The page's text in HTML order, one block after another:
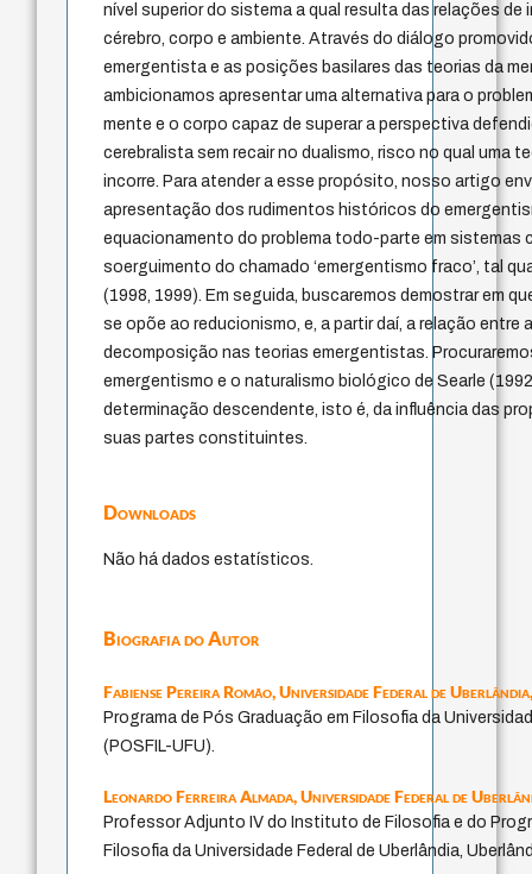
nível superior do sistema a qual resulta das relações
cérebro, corpo e ambiente. Através do diálogo
emergentista e as posições basilares das teorias da
ambicionamos apresentar uma alternativa para o
mente e o corpo capaz de superar a perspectiva
cerebralista sem recair no dualismo, risco no qual uma
incorre. Para atender a esse propósito, nosso artigo
apresentação dos rudimentos históricos do
equacionamento do problema todo-parte em sistemas
soerguimento do chamado ‘emergentismo fraco’, tal
(1998, 1999). Em seguida, buscaremos demostrar em
se opõe ao reducionismo, e, a partir daí, a relação
decomposição nas teorias emergentistas.
emergentismo e o naturalismo biológico de Searle
determinação descendente, isto é, da influência das
suas partes constituintes.
Downloads
Não há dados estatísticos.
Biografia do Autor
Fabiense Pereira Romão,Universidade Federal de
Programa de Pós Graduação em Filosofia da
(POSFIL-UFU).
Leonardo Ferreira Almada,Universidade Federal de
Professor Adjunto IV do Instituto de Filosofia e do
Filosofia da Universidade Federal de Uberlândia,